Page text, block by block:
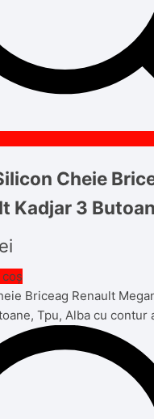
Cheie
Kadjar 3